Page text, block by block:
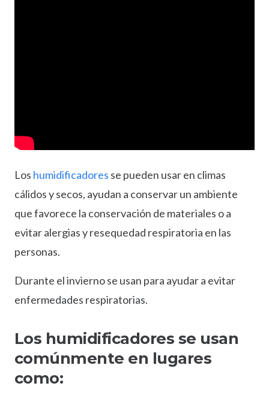
Los humidificadores se pueden usar en climas
cálidos y secos, ayudan a conservar un ambiente
que favorece la conservación de materiales o a
evitar alergias y resequedad respiratoria en las
personas.
Durante el invierno se usan para ayudar a evitar
enfermedades respiratorias.
Los humidificadores se usan
comúnmente en lugares
como: